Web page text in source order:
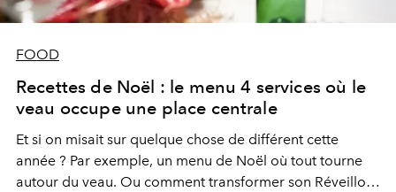
FOOD
Recettes de Noël : le menu 4 services où le
veau occupe une place centrale
Et si on misait sur quelque chose de différent cette
année ? Par exemple, un menu de Noël où tout tourne
autour du veau. Ou comment transformer son Réveillon